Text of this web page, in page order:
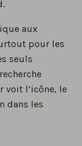
aux
pour les
seuls
voit l’icône, le
dans les